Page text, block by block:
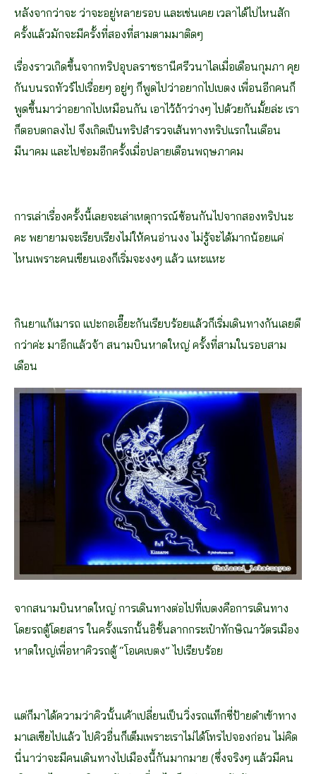
หลังจากว่าจะ ว่าจะอยู่หลายรอบ และเช่นเคย เวลาได้ไปไหนสัก
ครั้งแล้วมักจะมีครั้งที่สองที่สามตามมาติดๆ
เรื่องราวเกิดขึ้นจากทริปอุบลราชธานีศรีวนาไลเมื่อเดือนกุมภา คุย
กันบนรถทัวร์ไปเรื่อยๆ อยู่ๆ ก็พูดไปว่าอยากไปเบตง เพื่อนอีกคนก็
พูดขึ้นมาว่าอยากไปเหมือนกัน เอาไว้ถ้าว่างๆ ไปด้วยกันมั้ยล่ะ เรา
ก็ตอบตกลงไป จึงเกิดเป็นทริปสำรวจเส้นทางทริปแรกในเดือน
มีนาคม และไปซ่อมอีกครั้งเมื่อปลายเดือนพฤษภาคม
การเล่าเรื่องครั้งนี้เลยจะเล่าเหตุการณ์ซ้อนกันไปจากสองทริปนะ
คะ พยายามจะเรียบเรียงไม่ให้คนอ่านงง ไม่รู้จะได้มากน้อยแค่
ไหนเพราะคนเขียนเองก็เริ่มจะงงๆ แล้ว แหะแหะ
กินยาแก้เมารถ แปะกอเอี๊ยะกันเรียบร้อยแล้วก็เริ่มเดินทางกันเลยดี
กว่าค่ะ มาอีกแล้วจ้า สนามบินหาดใหญ่ ครั้งที่สามในรอบสาม
เดือน
จากสนามบินหาดใหญ่ การเดินทางต่อไปที่เบตงคือการเดินทาง
โดยรถตู้โดยสาร ในครั้งแรกนั้นอิชั้นลากกระเป๋าทักษิณาวัตรเมือง
หาดใหญ่เพื่อหาคิวรถตู้ “โอเคเบตง” ไปเรียบร้อย
แต่ก็มาได้ความว่าคิวนั้นเค้าเปลี่ยนเป็นวิ่งรถแท็กซี่ป้ายดำเข้าทาง
มาเลเซียไปแล้ว ไปคิวอื่นก็เต็มเพราะเราไม่ได้โทรไปจองก่อน ไม่คิด
นี่นาว่าจะมีคนเดินทางไปเมืองนี้กันมากมาย (ซึ่งจริงๆ แล้วมีคน